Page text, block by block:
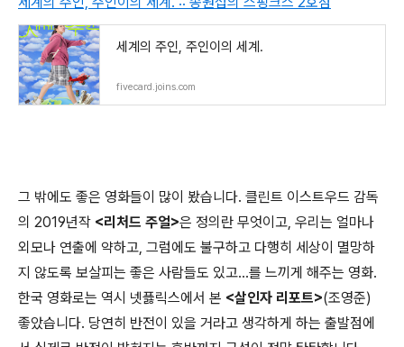
세계의 주인, 주인이의 세계.
fivecard.joins.com
그 밖에도 좋은 영화들이 많이 봤습니다. 클린트 이스트우드 감독
의 2019년작 <리처드 주얼>은 정의란 무엇이고, 우리는 얼마나
외모나 연출에 약하고, 그럼에도 불구하고 다행히 세상이 멸망하
지 않도록 보살피는 좋은 사람들도 있고...를 느끼게 해주는 영화.
한국 영화로는 역시 넷픓릭스에서 본 <살인자 리포트>(조영준)
좋았습니다. 당연히 반전이 있을 거라고 생각하게 하는 출발점에